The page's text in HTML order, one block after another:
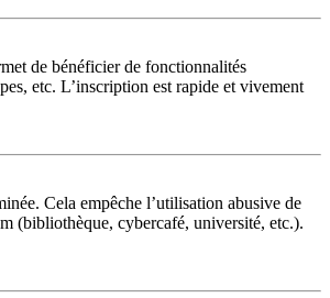
de bénéficier de fonctionnalités
etc. L’inscription est rapide et vivement
Cela empêche l’utilisation abusive de
(bibliothèque, cybercafé, université, etc.).